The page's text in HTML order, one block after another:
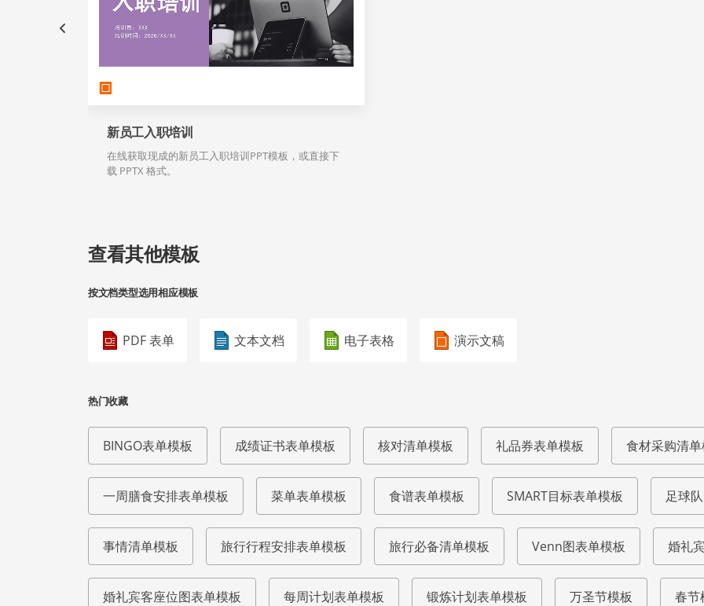
新员工入职培训
在线获取现成的新员工入职培训PPT模板，或直接下
载 PPTX 格式。
查看其他模板
按文档类型选用相应模板
PDF 表单 文本文档 电子表格 演示文稿
热门收藏
BINGO表单模板 成绩证书表单模板 核对清单模板 礼品券表单模板 食材采购清
一周膳食安排表单模板 菜单表单模板 食谱表单模板 SMART目标表单模板 足球
事情清单模板 旅行行程安排表单模板 旅行必备清单模板 Venn图表单模板 婚礼
婚礼宾客座位图表单模板 每周计划表单模板 锻炼计划表单模板 万圣节模板 春节